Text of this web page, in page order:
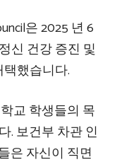
은 2025 년 6
신 건강 증진 및
했습니다.
교 학생들의 목
. 보건부 차관 인
은 자신이 직면